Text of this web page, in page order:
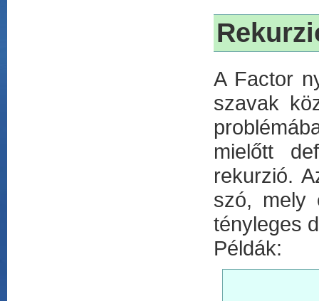
A Factor
szavak
mielőtt
rekurzió.
szó, mely
tényleges
Példák: